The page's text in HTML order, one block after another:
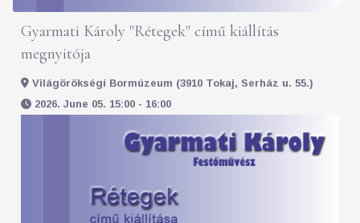
Gyarmati Károly "Rétegek" című kiállítás
megnyitója
Világörökségi Bormúzeum (3910 Tokaj, Serház u. 55.)
2026. June 05. 15:00 - 16:00